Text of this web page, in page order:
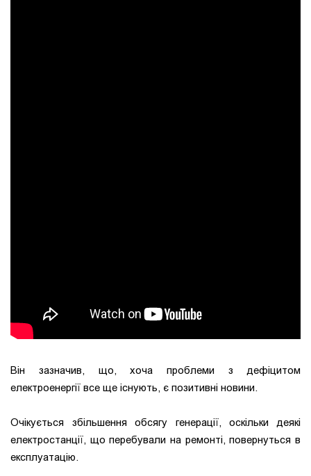
Він зазначив, що, хоча проблеми з дефіцитом
електроенергії все ще існують, є позитивні новини.
Очікується збільшення обсягу генерації, оскільки деякі
електростанції, що перебували на ремонті, повернуться в
експлуатацію.